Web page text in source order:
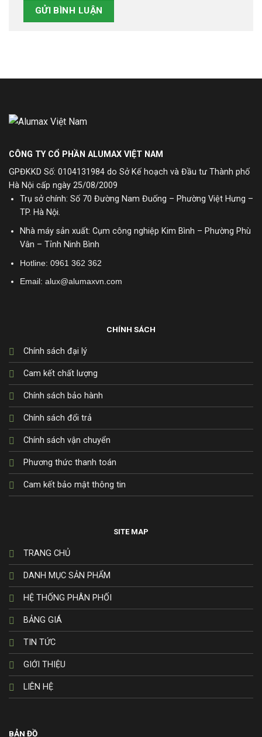
CÔNG TY CỔ PHẦN ALUMAX VIỆT NAM
GPĐKKD Số: 0104131984 do Sở Kế hoạch và Đầu tư Thành phố
Hà Nội cấp ngày 25/08/2009
Trụ sở chính: Số 70 Đường Nam Đuống – Phường Việt Hưng –
TP. Hà Nội.
Nhà máy sản xuất: Cụm công nghiệp Kim Bình – Phường Phù
Vân – Tỉnh Ninh Bình
Hotline: 0961 362 362
Email: alux@alumaxvn.com
CHÍNH SÁCH
Chính sách đại lý
Cam kết chất lượng
Chính sách bảo hành
Chính sách đổi trả
Chính sách vận chuyển
Phương thức thanh toán
Cam kết bảo mật thông tin
SITE MAP
TRANG CHỦ
DANH MỤC SẢN PHẨM
HỆ THỐNG PHÂN PHỐI
BẢNG GIÁ
TIN TỨC
GIỚI THIỆU
LIÊN HỆ
BẢN ĐỒ